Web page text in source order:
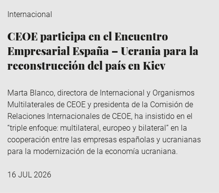
Internacional
CEOE participa en el Encuentro
Empresarial España – Ucrania para la
reconstrucción del país en Kiev
Marta Blanco, directora de Internacional y Organismos
Multilaterales de CEOE y presidenta de la Comisión de
Relaciones Internacionales de CEOE, ha insistido en el
“triple enfoque: multilateral, europeo y bilateral” en la
cooperación entre las empresas españolas y ucranianas
para la modernización de la economía ucraniana.
16 JUL 2026